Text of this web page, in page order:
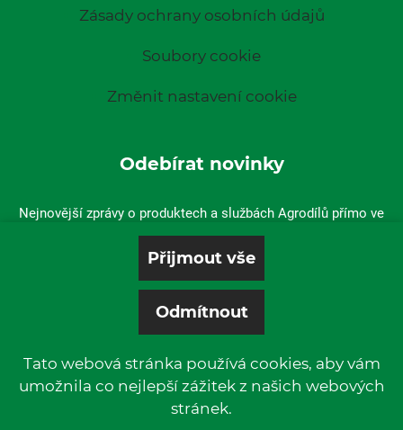
Zásady ochrany osobních údajů
Soubory cookie
Změnit nastavení cookie
Odebírat novinky
Nejnovější zprávy o produktech a službách Agrodílů přímo ve
vaší doručené poště.
© 2019 P & L, spol. s r. o. | All rights reserved.
Tato webová stránka používá cookies, aby vám
umožnila co nejlepší zážitek z našich webových
stránek.